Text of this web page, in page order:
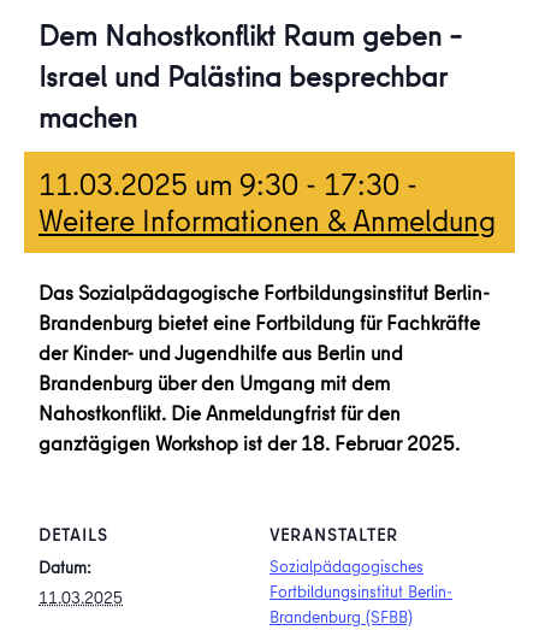
Dem Nahostkonflikt Raum geben –
Israel und Palästina besprechbar
machen
11.03.2025 um 9:30 - 17:30 -
Weitere Informationen & Anmeldung
Das Sozialpädagogische Fortbildungsinstitut Berlin-
Brandenburg bietet eine Fortbildung für Fachkräfte
der Kinder- und Jugendhilfe aus Berlin und
Brandenburg über den Umgang mit dem
Nahostkonflikt. Die Anmeldungfrist für den
ganztägigen Workshop ist der 18. Februar 2025.
DETAILS
Datum:
11.03.2025
VERANSTALTER
Sozialpädagogisches
Fortbildungsinstitut Berlin-
Brandenburg (SFBB)